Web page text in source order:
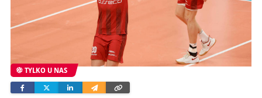
TYLKO U NAS
FacebookTwitterLinkedinWyślij
e-
Skopiuj
link